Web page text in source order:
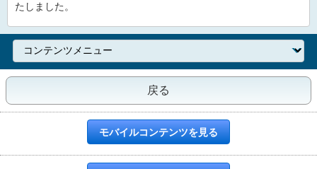
たしました。
戻る
モバイルコンテンツを見る